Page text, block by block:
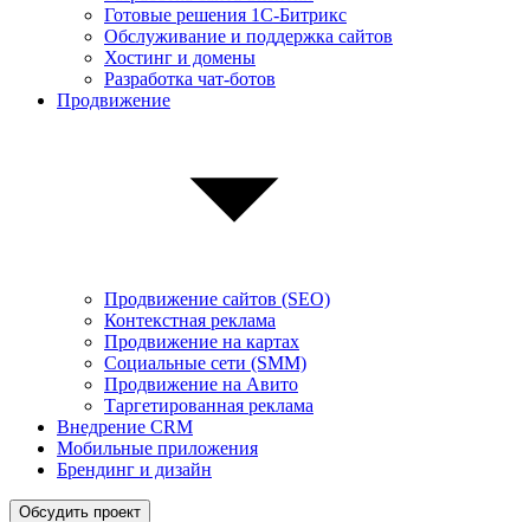
Готовые решения 1С-Битрикс
Обслуживание и поддержка сайтов
Хостинг и домены
Разработка чат-ботов
Продвижение
Продвижение сайтов (SEO)
Контекстная реклама
Продвижение на картах
Социальные сети (SMM)
Продвижение на Авито
Таргетированная реклама
Внедрение CRM
Мобильные приложения
Брендинг и дизайн
Обсудить проект